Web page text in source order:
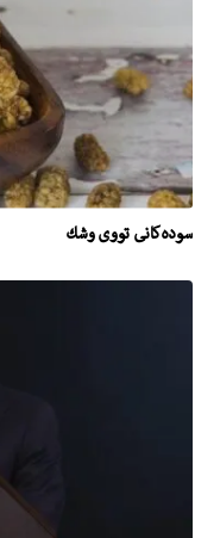
سوده‌كانى تووى وشك